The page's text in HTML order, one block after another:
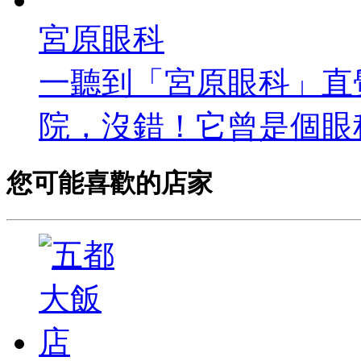
宮原眼科
一聽到「宮原眼科」
院，沒錯！它曾是個
您可能喜歡的店家